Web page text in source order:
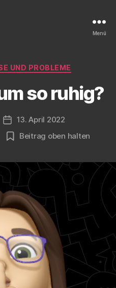
Menü
Kategorien
UND PROBLEME
so ruhig?
Veröffentlichungsdatum
13. April 2022
so
Beitrag oben halten